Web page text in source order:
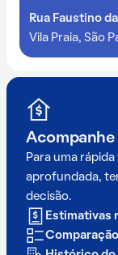
Rua Faustino
Vila Praia, São
Acompanhe
Para uma
aprofundada,
decisão.
Estimativas